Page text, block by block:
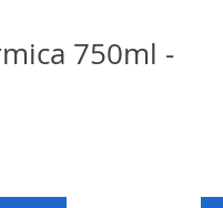
750ml -